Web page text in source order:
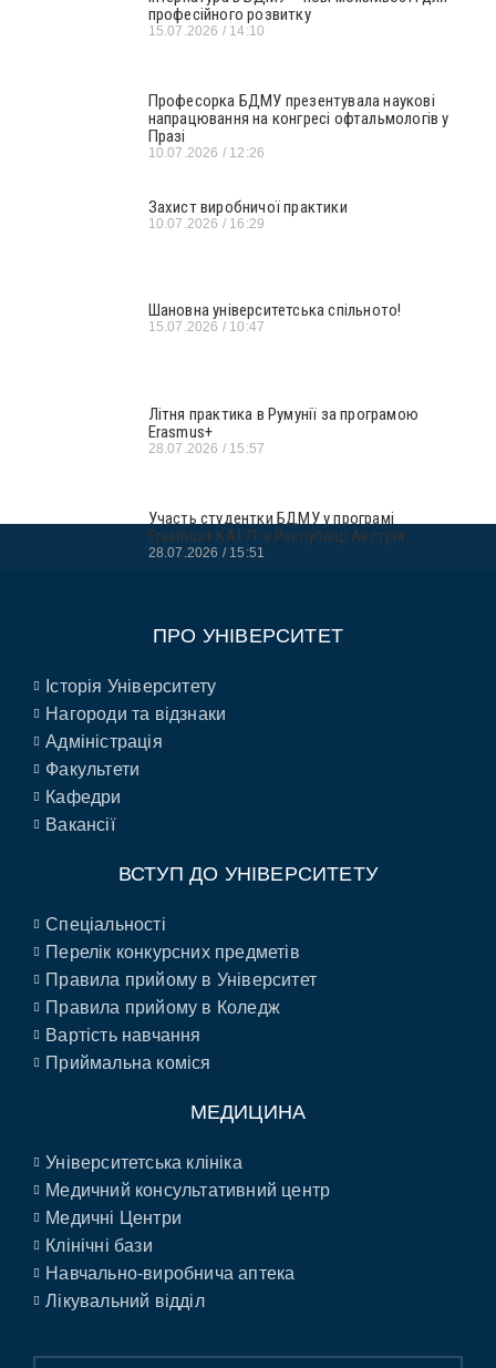
професійного розвитку
15.07.2026 14:10
Професорка БДМУ презентувала наукові
напрацювання на конгресі офтальмологів у
Празі
10.07.2026 12:26
Захист виробничої практики
10.07.2026 16:29
Шановна університетська спільното!
15.07.2026 10:47
Літня практика в Румунії за програмою
Erasmus+
28.07.2026 15:57
Участь студентки БДМУ у програмі
Erasmus+ KA171 в Республіці Австрія
28.07.2026 15:51
ПРО УНІВЕРСИТЕТ
Історія Університету
Нагороди та відзнаки
Адміністрація
Факультети
Кафедри
Вакансії
ВСТУП ДО УНІВЕРСИТЕТУ
Спеціальності
Перелік конкурсних предметів
Правила прийому в Університет
Правила прийому в Коледж
Вартість навчання
Приймальна коміся
МЕДИЦИНА
Університетська клініка
Медичний консультативний центр
Медичні Центри
Клінічні бази
Навчально-виробнича аптека
Лікувальний відділ